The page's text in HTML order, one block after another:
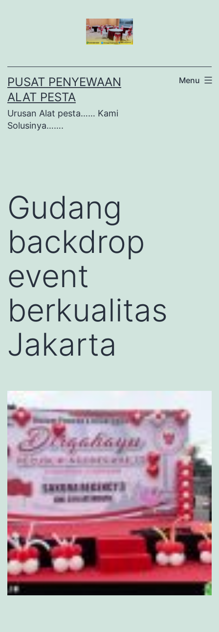
PUSAT PENYEWAAN
ALAT PESTA
Urusan Alat pesta…… Kami
Solusinya…….
Menu
Gudang
backdrop
event
berkualitas
Jakarta